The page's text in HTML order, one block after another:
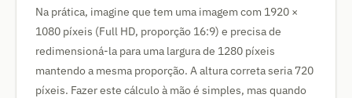
Na prática, imagine que tem uma imagem com 1920 ×
1080 píxeis (Full HD, proporção 16:9) e precisa de
redimensioná-la para uma largura de 1280 píxeis
mantendo a mesma proporção. A altura correta seria 720
píxeis. Fazer este cálculo à mão é simples, mas quando